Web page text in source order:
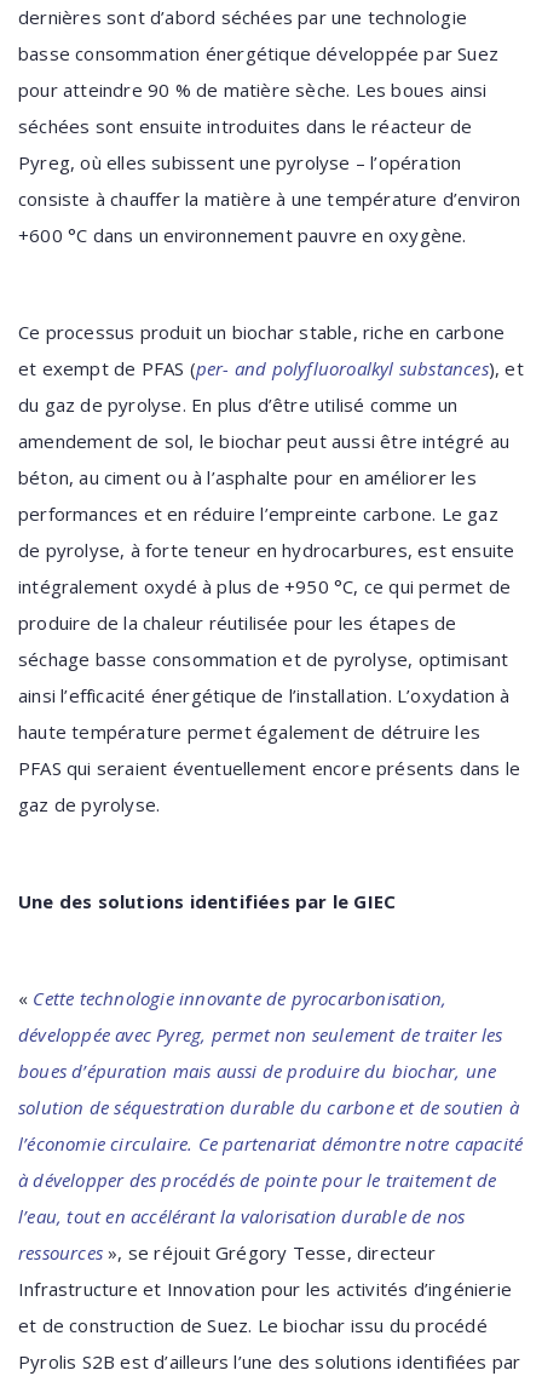
dernières sont d’abord séchées par une technologie
basse consommation énergétique développée par Suez
pour atteindre 90 % de matière sèche. Les boues ainsi
séchées sont ensuite introduites dans le réacteur de
Pyreg, où elles subissent une pyrolyse – l’opération
consiste à chauffer la matière à une température d’environ
+600 °C dans un environnement pauvre en oxygène.
Ce processus produit un biochar stable, riche en carbone
et exempt de PFAS (per- and polyfluoroalkyl substances), et
du gaz de pyrolyse. En plus d’être utilisé comme un
amendement de sol, le biochar peut aussi être intégré au
béton, au ciment ou à l’asphalte pour en améliorer les
performances et en réduire l’empreinte carbone. Le gaz
de pyrolyse, à forte teneur en hydrocarbures, est ensuite
intégralement oxydé à plus de +950 °C, ce qui permet de
produire de la chaleur réutilisée pour les étapes de
séchage basse consommation et de pyrolyse, optimisant
ainsi l’efficacité énergétique de l’installation. L’oxydation à
haute température permet également de détruire les
PFAS qui seraient éventuellement encore présents dans le
gaz de pyrolyse.
Une des solutions identifiées par le GIEC
« Cette technologie innovante de pyrocarbonisation,
développée avec Pyreg, permet non seulement de traiter les
boues d’épuration mais aussi de produire du biochar, une
solution de séquestration durable du carbone et de soutien à
l’économie circulaire. Ce partenariat démontre notre capacité
à développer des procédés de pointe pour le traitement de
l’eau, tout en accélérant la valorisation durable de nos
ressources », se réjouit Grégory Tesse, directeur
Infrastructure et Innovation pour les activités d’ingénierie
et de construction de Suez. Le biochar issu du procédé
Pyrolis S2B est d’ailleurs l’une des solutions identifiées par